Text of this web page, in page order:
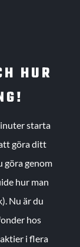
HUR
starta
göra ditt
göra genom
hur man
Nu är du
hos
i flera